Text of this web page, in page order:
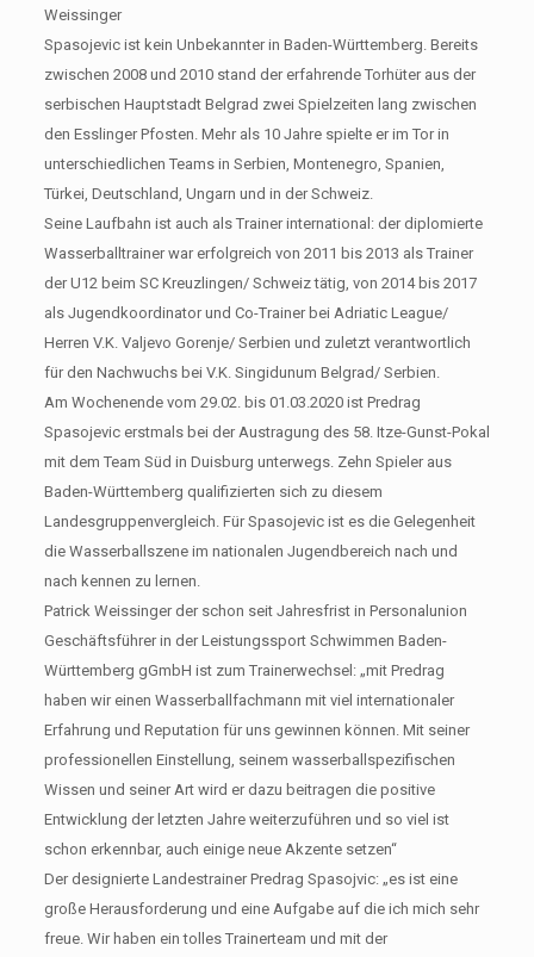
Weissinger
Spasojevic ist kein Unbekannter in Baden-Württemberg. Bereits
zwischen 2008 und 2010 stand der erfahrende Torhüter aus der
serbischen Hauptstadt Belgrad zwei Spielzeiten lang zwischen
den Esslinger Pfosten. Mehr als 10 Jahre spielte er im Tor in
unterschiedlichen Teams in Serbien, Montenegro, Spanien,
Türkei, Deutschland, Ungarn und in der Schweiz.
Seine Laufbahn ist auch als Trainer international: der diplomierte
Wasserballtrainer war erfolgreich von 2011 bis 2013 als Trainer
der U12 beim SC Kreuzlingen/ Schweiz tätig, von 2014 bis 2017
als Jugendkoordinator und Co-Trainer bei Adriatic League/
Herren V.K. Valjevo Gorenje/ Serbien und zuletzt verantwortlich
für den Nachwuchs bei V.K. Singidunum Belgrad/ Serbien.
Am Wochenende vom 29.02. bis 01.03.2020 ist Predrag
Spasojevic erstmals bei der Austragung des 58. Itze-Gunst-Pokal
mit dem Team Süd in Duisburg unterwegs. Zehn Spieler aus
Baden-Württemberg qualifizierten sich zu diesem
Landesgruppenvergleich. Für Spasojevic ist es die Gelegenheit
die Wasserballszene im nationalen Jugendbereich nach und
nach kennen zu lernen.
Patrick Weissinger der schon seit Jahresfrist in Personalunion
Geschäftsführer in der Leistungssport Schwimmen Baden-
Württemberg gGmbH ist zum Trainerwechsel: „mit Predrag
haben wir einen Wasserballfachmann mit viel internationaler
Erfahrung und Reputation für uns gewinnen können. Mit seiner
professionellen Einstellung, seinem wasserballspezifischen
Wissen und seiner Art wird er dazu beitragen die positive
Entwicklung der letzten Jahre weiterzuführen und so viel ist
schon erkennbar, auch einige neue Akzente setzen“
Der designierte Landestrainer Predrag Spasojvic: „es ist eine
große Herausforderung und eine Aufgabe auf die ich mich sehr
freue. Wir haben ein tolles Trainerteam und mit der